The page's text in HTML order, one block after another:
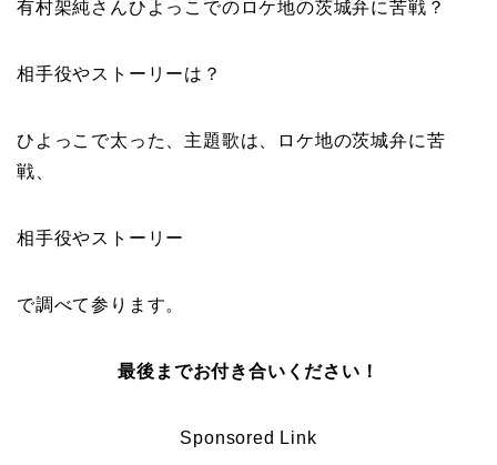
有村架純さんひよっこでのロケ地の茨城弁に苦戦 ？
相手役やストーリーは ？
ひよっこで太った、主題歌は、ロケ地の茨城弁に苦
戦、
相手役やストーリー
で調べて参ります。
最後までお付き合いください！
Sponsored Link